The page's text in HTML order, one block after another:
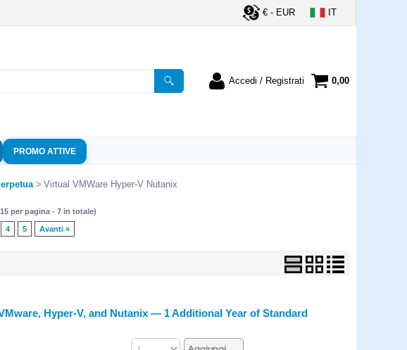
€ - EUR IT
Accedi / Registrati
nome utente e la password e poi
clicca sul pulsante "Accedi"
Nome utente:
Password:
0,00
PROMO ATTIVE
Virtual VMWare Hyper-V Nutanix
per pagina - 7 in totale)
4 5 Avanti »
Hyper-V, and Nutanix — 1 Additional Year of Standard